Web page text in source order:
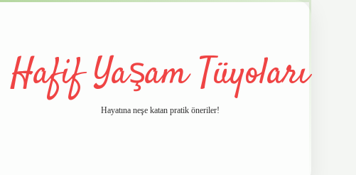
Hafif Yaşam Tüyoları
Hayatına neşe katan pratik öneriler!